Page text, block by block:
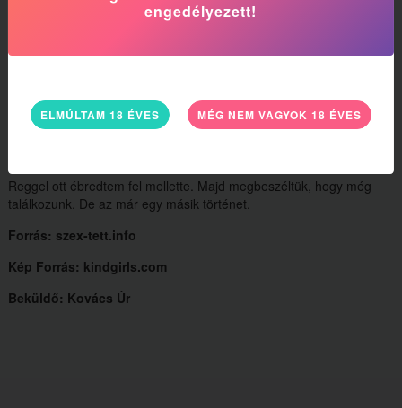
simogatva lassan de biztosan egyre beljebb húzta a lábfejem.
megéreztem ahogy remegni kezd és egyre hangosabbakat
hatalmasat élveztem vele együtt.
Reggel ott ébredtem fel mellette. Majd megbeszéltük, hogy még
találkozunk. De az már egy másik történet.
Forrás: szex-tett.info
Kép Forrás: kindgirls.com
Beküldő: Kovács Úr
engedélyezett!
ELMÚLTAM 18 ÉVES MÉG NEM VAGYOK 18 ÉVES